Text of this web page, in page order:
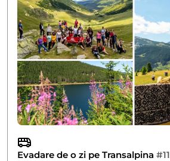
Evadare de o zi pe Transalpina #11